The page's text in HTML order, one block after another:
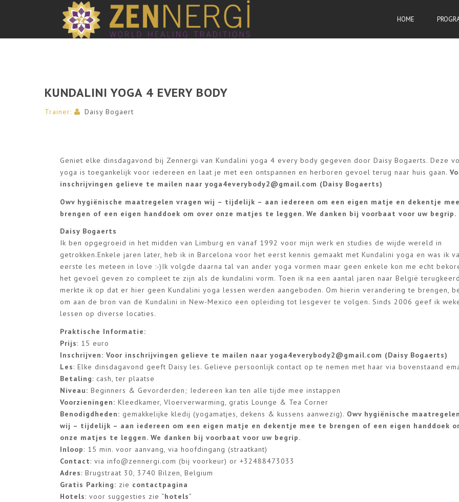
HOME
KUNDALINI YOGA 4 EVERY BODY
Trainer: Daisy Bogaert
Geniet elke dinsdagavond bij Zennergi van Kundalini yoga 4 every body gegeven door Daisy Bogaerts. Deze
yoga is toegankelijk voor iedereen en laat je met een ontspannen en herboren gevoel terug naar huis gaan.
inschrijvingen gelieve te mailen naar yoga4everybody2@gmail.com (Daisy Bogaerts)
Owv hygiënische maatregelen vragen wij – tijdelijk – aan iedereen om een eigen matje en dekentje
brengen of een eigen handdoek om over onze matjes te leggen. We danken bij voorbaat voor uw begrip.
Daisy Bogaerts
Ik ben opgegroeid in het midden van Limburg en vanaf 1992 voor mijn werk en studies de wijde wereld in
getrokken.Enkele jaren later, heb ik in Barcelona voor het eerst kennis gemaakt met Kundalini yoga en was ik
eerste les meteen in love :-)Ik volgde daarna tal van ander yoga vormen maar geen enkele kon me echt
het gevoel geven zo compleet te zijn als de kundalini vorm. Toen ik na een aantal jaren naar België
merkte ik op dat er hier geen Kundalini yoga lessen werden aangeboden. Om hierin verandering te brengen,
om aan de bron van de Kundalini in New-Mexico een opleiding tot lesgever te volgen. Sinds 2006 geef ik
lessen op diverse locaties.
Praktische Informatie:
Prijs: 15 euro
Inschrijven: Voor inschrijvingen gelieve te mailen naar yoga4everybody2@gmail.com (Daisy Bogaerts)
Les: Elke dinsdagavond geeft Daisy les. Gelieve persoonlijk contact op te nemen met haar via bovenstaand
Betaling: cash, ter plaatse
Niveau: Beginners & Gevorderden; Iedereen kan ten alle tijde mee instappen
Voorzieningen: Kleedkamer, Vloerverwarming, gratis Lounge & Tea Corner
Benodigdheden: gemakkelijke kledij (yogamatjes, dekens & kussens aanwezig). Owv hygiënische
wij – tijdelijk – aan iedereen om een eigen matje en dekentje mee te brengen of een eigen handdoek
onze matjes te leggen. We danken bij voorbaat voor uw begrip.
Inloop: 15 min. voor aanvang, via hoofdingang (straatkant)
Contact: via info@zennergi.com (bij voorkeur) or +32488473033
Adres: Brugstraat 30, 3740 Bilzen, Belgium
Gratis Parking: zie contactpagina
Hotels: voor suggesties zie “hotels”